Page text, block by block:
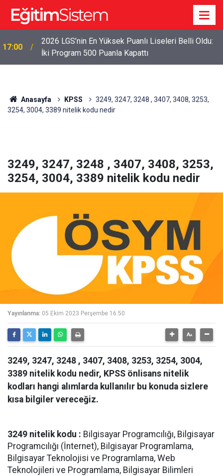
17:00
2026 LGS’nin En Yüksek Puanlı Liseleri Belli Oldu:
İki Program 500 Puanla Kapattı
Anasayfa KPSS
3249, 3247, 3248 , 3407, 3408, 3253,
3254, 3004, 3389 nitelik kodu nedir
3249, 3247, 3248 , 3407, 3408, 3253,
3254, 3004, 3389 nitelik kodu nedir
Yayınlanma: 05 Ekim 2023 Perşembe 16:50
3249, 3247, 3248 , 3407, 3408, 3253, 3254, 3004,
3389 nitelik kodu nedir, KPSS önlisans nitelik
kodları hangi alımlarda kullanılır bu konuda sizlere
kısa bilgiler vereceğiz.
3249 nitelik kodu : Bilgisayar Programcılığı, Bilgisayar
Programcılığı (İnternet), Bilgisayar Programlama,
Bilgisayar Teknolojisi ve Programlama, Web
Teknolojileri ve Programlama, Bilgisayar Bilimleri